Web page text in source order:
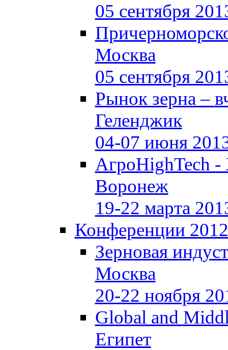
05 сентября
Москва
05 сентября
Рынок зерна –
Геленджик
04-07 июня
АгроHighTech
Воронеж
19-22 марта
Конференции 2012
Зерновая
Москва
20-22 ноября
Global and
Египет